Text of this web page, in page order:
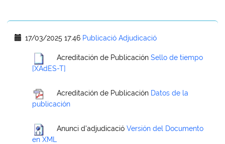
17/03/2025 17:46 Publicació Adjudicació
Acreditación de Publicación Sello de tiempo
[XAdES-T]
Acreditación de Publicación Datos de la
publicación
Anunci d'adjudicació Versión del Documento
en XML